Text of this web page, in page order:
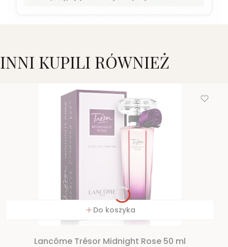
INNI KUPILI RÓWNIEŻ
Do koszyka
Lancôme Trésor Midnight Rose 50 ml